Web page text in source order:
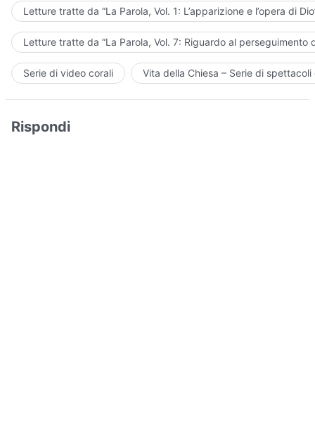
Letture tratte da “La Parola, Vol. 1: L’apparizione e l’opera di
Letture tratte da “La Parola, Vol. 7: Riguardo al perseguimento
Serie di video corali Vita della Chiesa – Serie di
Rispondi